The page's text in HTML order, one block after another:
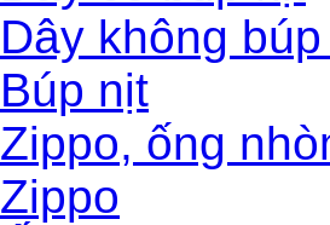
Dây không
Búp nịt
Zippo, ống
Zippo